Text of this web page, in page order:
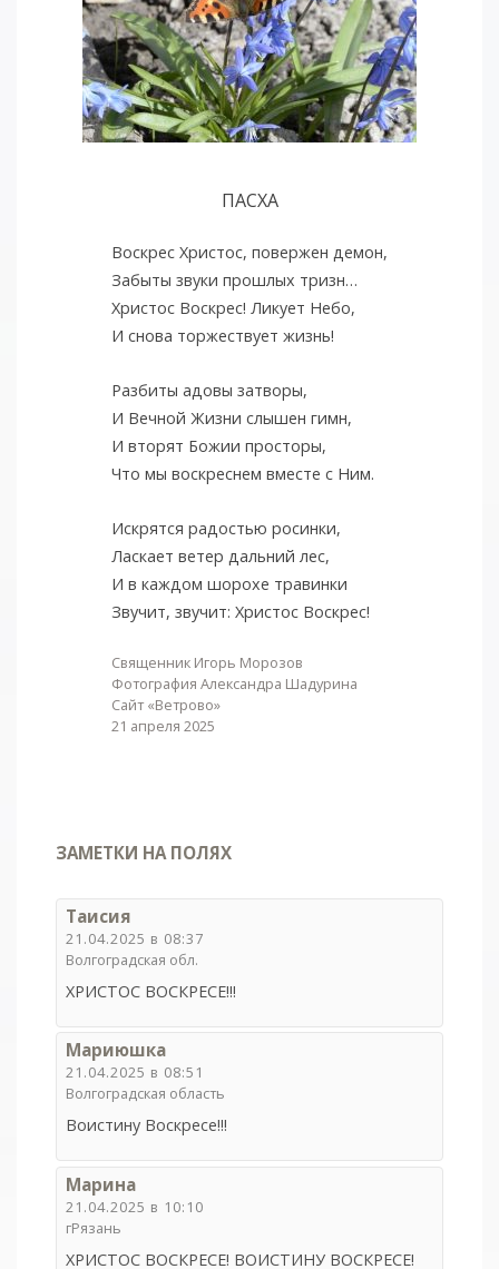
ПАСХА
Воскрес Христос, повержен демон,
Забыты звуки прошлых тризн…
Христос Воскрес! Ликует Небо,
И снова торжествует жизнь!
Разбиты адовы затворы,
И Вечной Жизни слышен гимн,
И вторят Божии просторы,
Что мы воскреснем вместе с Ним.
Искрятся радостью росинки,
Ласкает ветер дальний лес,
И в каждом шорохе травинки
Звучит, звучит: Христос Воскрес!
Священник Игорь Морозов
Фотография Александра Шадурина
Сайт «Ветрово»
21 апреля 2025
ЗАМЕТКИ НА ПОЛЯХ
Таисия
21.04.2025 в 08:37
Волгоградская обл.
ХРИСТОС ВОСКРЕСЕ!!!
Мариюшка
21.04.2025 в 08:51
Волгоградская область
Воистину Воскресе!!!
Марина
21.04.2025 в 10:10
гРязань
ХРИСТОС ВОСКРЕСЕ! ВОИСТИНУ ВОСКРЕСЕ!